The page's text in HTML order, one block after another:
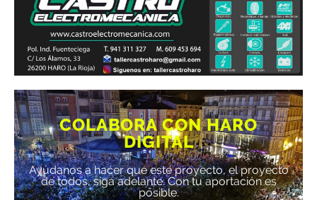
COLABORA CON HARO
DIGITAL
Ayúdanos a hacer que este proyecto, el proyecto
de todos, siga adelante. Con tu aportación es
posible.